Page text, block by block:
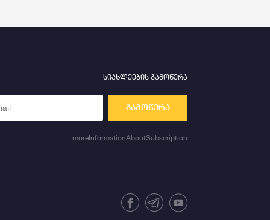
სიახლეების გამოწერა
გამოწერა
moreInformationAboutSubscription